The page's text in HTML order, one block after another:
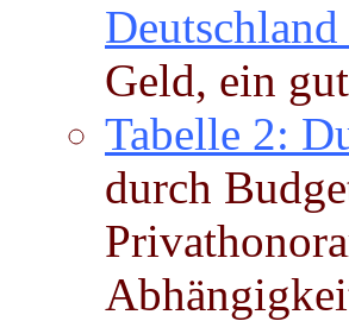
Geld, ein
Tabelle 2:
durch